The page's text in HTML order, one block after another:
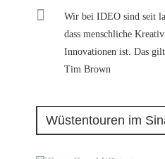
Wir bei IDEO sind seit
dass menschliche
Innovationen ist. Das
Tim Brown
Wüstentouren im